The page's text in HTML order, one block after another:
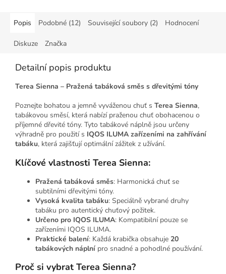
Popis Podobné (12) Související soubory (2) Hodnocení
Diskuze Značka
Detailní popis produktu
Terea Sienna – Pražená tabáková směs s dřevitými tóny
Poznejte bohatou a jemně vyváženou chuť s Terea Sienna,
tabákovou směsí, která nabízí praženou chuť obohacenou o
příjemné dřevité tóny. Tyto tabákové náplně jsou určeny
výhradně pro použití s IQOS ILUMA zařízeními na zahřívání
tabáku, která zajišťují optimální zážitek z užívání.
Klíčové vlastnosti Terea Sienna:
Pražená tabáková směs: Harmonická chuť se
subtilními dřevitými tóny.
Vysoká kvalita tabáku: Speciálně vybrané druhy
tabáku pro autentický chuťový požitek.
Určeno pro IQOS ILUMA: Kompatibilní pouze se
zařízeními IQOS ILUMA.
Praktické balení: Každá krabička obsahuje 20
tabákových náplní pro snadné a pohodlné používání.
Proč si vybrat Terea Sienna?